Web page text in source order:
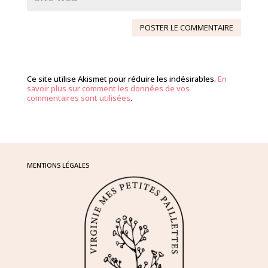
Ce site utilise Akismet pour réduire les indésirables. En
savoir plus sur comment les données de vos
commentaires sont utilisées.
MENTIONS LÉGALES